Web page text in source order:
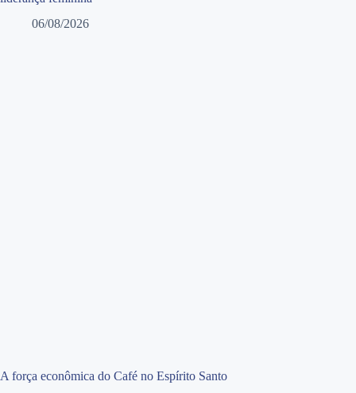
06/08/2026
A força econômica do Café no Espírito Santo